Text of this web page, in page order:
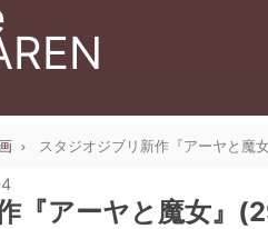
スタジオジブリ新作『アーヤと魔
『アーヤと魔女』